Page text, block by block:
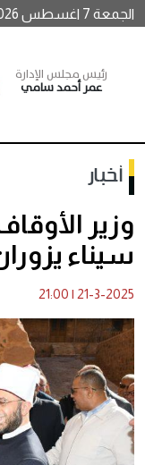
الجمعة 7 اغسطس 2026
رئيس مجلس الإدارة
عمر أحمد سامي
أخبار
وزير
سيناء
21-3-2025
|
21:00